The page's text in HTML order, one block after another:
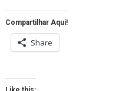
Compartilhar Aqui!
Share